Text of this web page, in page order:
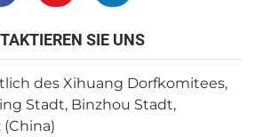
SIE UNS
des Xihuang Dorfkomitees,
Stadt, Binzhou Stadt,